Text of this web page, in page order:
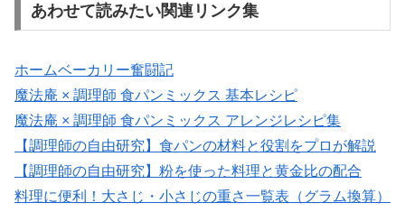
あわせて読みたい関連リンク集
ホームベーカリー奮闘記
魔法庵 × 調理師 食パンミックス 基本レシピ
魔法庵 × 調理師 食パンミックス アレンジレシピ集
【調理師の自由研究】食パンの材料と役割をプロが解説
【調理師の自由研究】粉を使った料理と黄金比の配合
料理に便利！大さじ・小さじの重さ一覧表（グラム換算）